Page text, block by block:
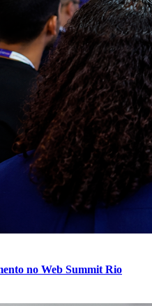
no Web Summit Rio